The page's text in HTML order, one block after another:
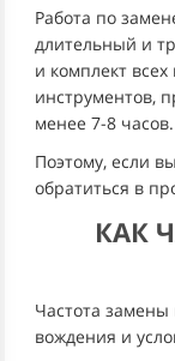
Работа по
длительный и
и комплект
инструментов,
менее 7-8 часов.
Поэтому, если
обратиться в
КАК
Частота
вождения и